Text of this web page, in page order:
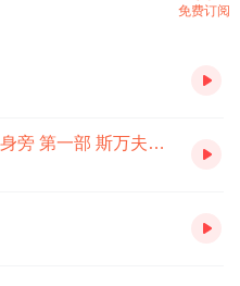
免费订阅
追忆似水年华第二卷 在少女们身旁 第一部 斯万夫人周围246